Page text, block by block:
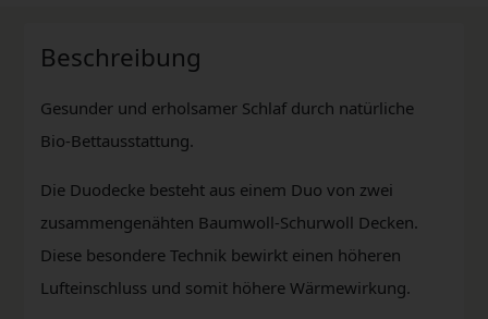
Beschreibung
Gesunder und erholsamer Schlaf durch natürliche
Bio-Bettausstattung.
Die Duodecke besteht aus einem Duo von zwei
zusammengenähten Baumwoll-Schurwoll Decken.
Diese besondere Technik bewirkt einen höheren
Lufteinschluss und somit höhere Wärmewirkung.